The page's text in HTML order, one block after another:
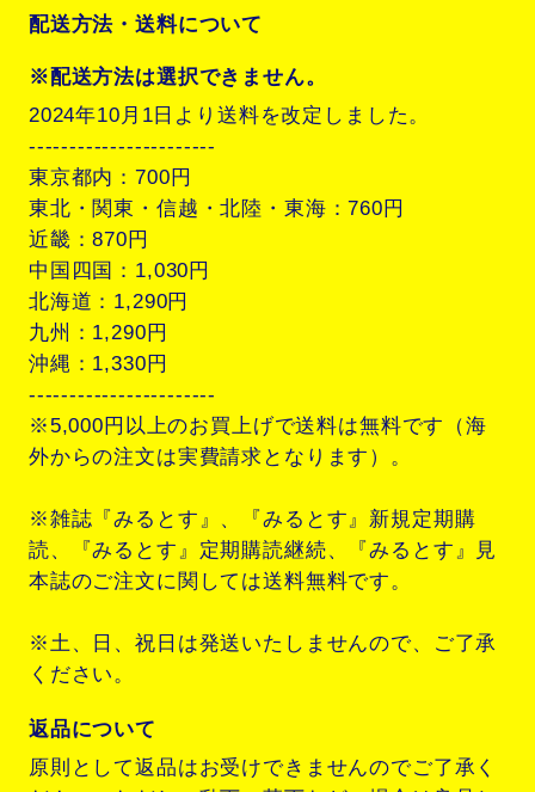
配送方法・送料について
※配送方法は選択できません。
2024年10月1日より送料を改定しました。
-----------------------
東京都内：700円
東北・関東・信越・北陸・東海：760円
近畿：870円
中国四国：1,030円
北海道：1,290円
九州：1,290円
沖縄：1,330円
-----------------------
※5,000円以上のお買上げで送料は無料です（海
外からの注文は実費請求となります）。
※雑誌『みるとす』、『みるとす』新規定期購
読、『みるとす』定期購読継続、『みるとす』見
本誌のご注文に関しては送料無料です。
※土、日、祝日は発送いたしませんので、ご了承
ください。
返品について
原則として返品はお受けできませんのでご了承く